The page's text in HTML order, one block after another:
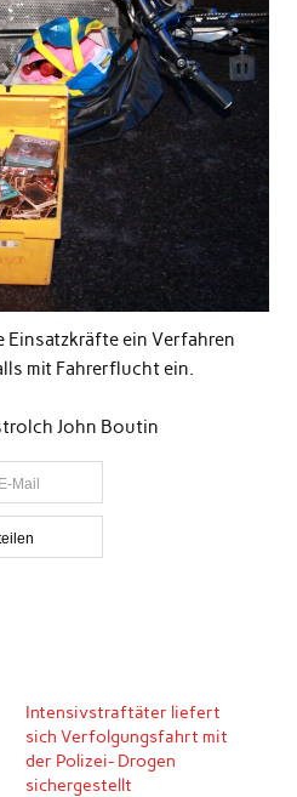
Einsatzkräfte ein Verfahren
mit Fahrerflucht ein.
John Boutin
E-Mail
Intensivstraftäter liefert
sich Verfolgungsfahrt mit
der Polizei- Drogen
sichergestellt